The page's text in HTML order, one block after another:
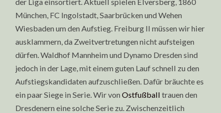
München, FC Ingolstadt, Saarbrücken und Wehen
Wiesbaden um den Aufstieg. Freiburg II müssen wir hier
ausklammern, da Zweitvertretungen nicht aufsteigen
dürfen. Waldhof Mannheim und Dynamo Dresden sind
jedoch in der Lage, mit einem guten Lauf schnell zu den
Aufstiegskandidaten aufzuschließen. Dafür bräuchte es
ein paar Siege in Serie. Wir vonOstfußball trauen den
Dresdenern eine solche Serie zu. Zwischenzeitlich